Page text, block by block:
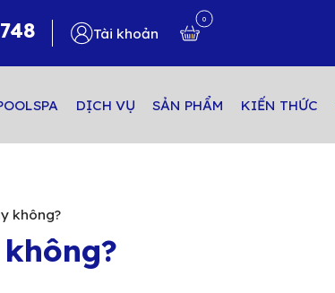
Tài khoản
0
DỊCH VỤ SẢN PHẨM KIẾN THỨC
không?